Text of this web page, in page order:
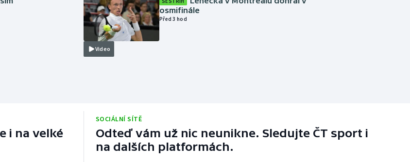
Video
osmifinále
Před 3 hod
i na velké
SOCIÁLNÍ SÍTĚ
Odteď vám už nic neunikne. Sledujte ČT sport i
na dalších platformách.